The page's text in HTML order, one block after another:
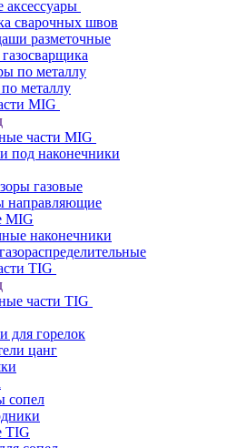
аксессуары
сварочных швов
разметочные
по металлу
металлу
MIG
части MIG
под наконечники
газовые
направляющие
MIG
наконечники
TIG
части TIG
для горелок
цанг
сопел
TIG